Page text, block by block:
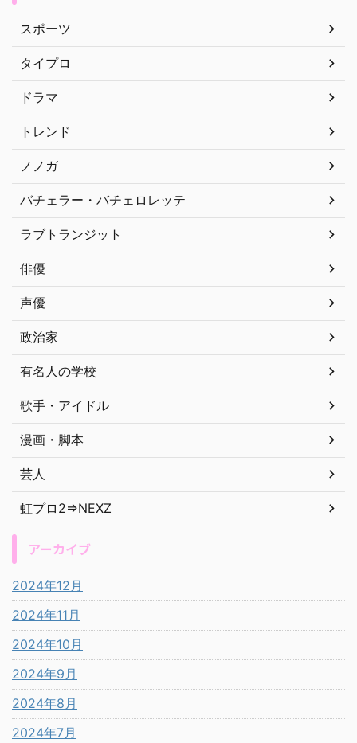
スポーツ
タイプロ
ドラマ
トレンド
ノノガ
バチェラー・バチェロレッテ
ラブトランジット
俳優
声優
政治家
有名人の学校
歌手・アイドル
漫画・脚本
芸人
虹プロ2⇒NEXZ
アーカイブ
2024年12月
2024年11月
2024年10月
2024年9月
2024年8月
2024年7月